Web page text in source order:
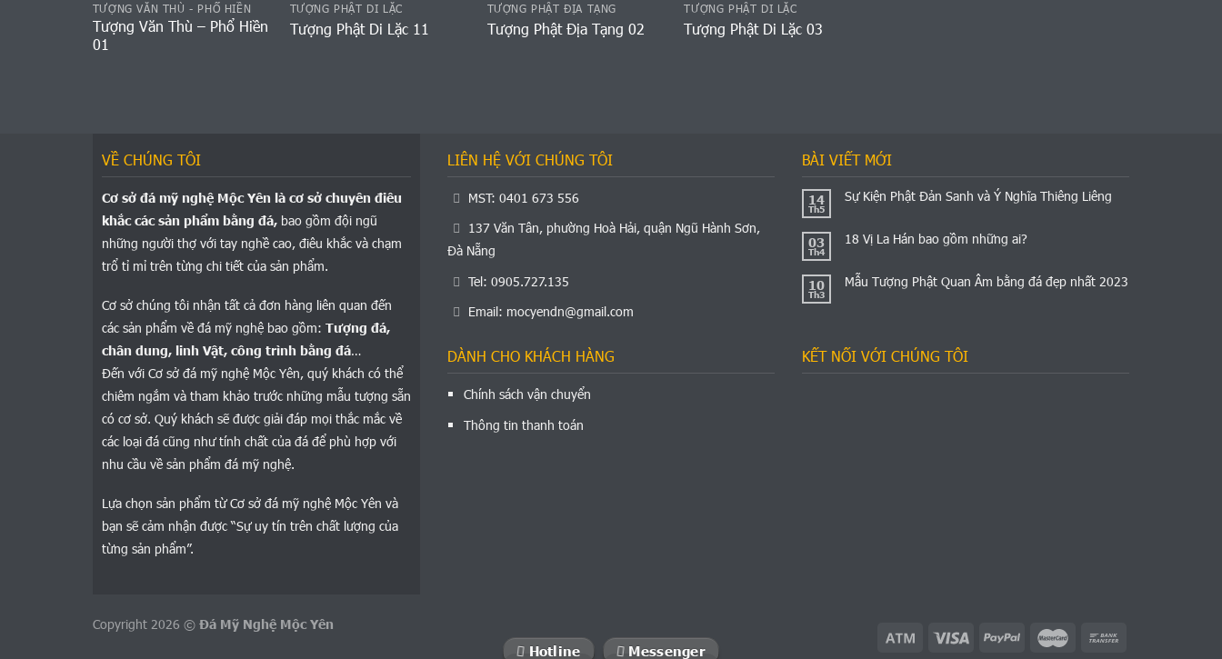
TƯỢNG VĂN THÙ - PHỔ HIỀN
Tượng Văn Thù – Phổ Hiền
01
TƯỢNG PHẬT DI LẶC
Tượng Phật Di Lặc 11
TƯỢNG PHẬT ĐỊA TẠNG
Tượng Phật Địa Tạng 02
TƯỢNG PHẬT DI LẶC
Tượng Phật Di Lặc 03
VỀ CHÚNG TÔI
Cơ sở đá mỹ nghệ Mộc Yên là cơ sở chuyên điêu
khắc các sản phẩm bằng đá, bao gồm đội ngũ
những người thợ với tay nghề cao, điêu khắc và chạm
trổ tỉ mỉ trên từng chi tiết của sản phẩm.
Cơ sở chúng tôi nhận tất cả đơn hàng liên quan đến
các sản phẩm về đá mỹ nghệ bao gồm: Tượng đá,
chân dung, linh Vật, công trình bằng đá…
Đến với Cơ sở đá mỹ nghệ Mộc Yên, quý khách có thể
chiêm ngắm và tham khảo trước những mẫu tượng sẵn
có cơ sở. Quý khách sẽ được giải đáp mọi thắc mắc về
các loại đá cũng như tính chất của đá để phù hợp với
nhu cầu về sản phẩm đá mỹ nghệ.
Lựa chọn sản phẩm từ Cơ sở đá mỹ nghệ Mộc Yên và
bạn sẽ cảm nhận được “Sự uy tín trên chất lượng của
từng sản phẩm”.
LIÊN HỆ VỚI CHÚNG TÔI
MST: 0401 673 556
137 Văn Tân, phường Hoà Hải, quận Ngũ Hành Sơn,
Đà Nẵng
Tel: 0905.727.135
Email: mocyendn@gmail.com
BÀI VIẾT MỚI
14
Th5
Sự Kiện Phật Đản Sanh và Ý Nghĩa Thiêng Liêng
03
Th4
18 Vị La Hán bao gồm những ai?
10
Th3
Mẫu Tượng Phật Quan Âm bằng đá đẹp nhất 2023
DÀNH CHO KHÁCH HÀNG
Chính sách vận chuyển
Thông tin thanh toán
KẾT NỐI VỚI CHÚNG TÔI
Copyright 2026 © Đá Mỹ Nghệ Mộc Yên
Hotline Messenger